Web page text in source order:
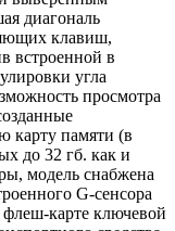
диагональ
клавиш,
встроенной в
угла
просмотра
карту памяти (в
до 32 гб. как и
модель снабжена
G-cенсора
флеш-карте ключевой